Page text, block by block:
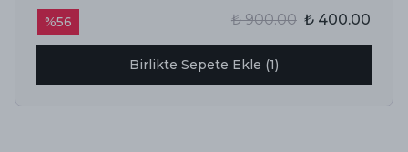
%56 ₺ 900.00 ₺ 400.00
Birlikte Sepete Ekle (1)